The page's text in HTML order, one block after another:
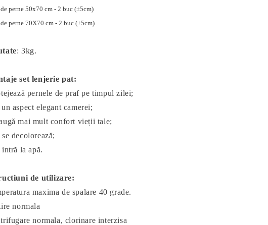
perne 50x70 cm - 2 buc (±5cm)
perne 70X70 cm - 2 buc (±5cm)
: 3kg.
set lenjerie pat:
pernele de praf pe timpul zilei;
aspect elegant camerei;
mai mult confort vieții tale;
decolorează;
la apă.
de utilizare:
maxima de spalare 40 grade.
normala
normala, clorinare interzisa